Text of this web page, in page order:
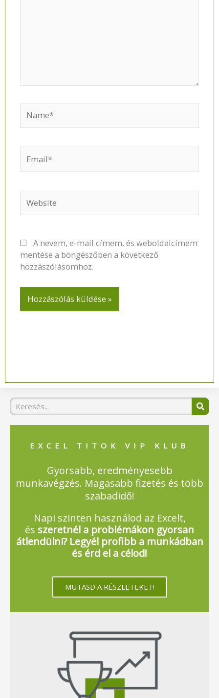
A nevem, e-mail címem, és weboldalcímem
mentése a böngészőben a következő
hozzászólásomhoz.
Keresés
EXCEL TITOK VIP KLUB
Gyorsabb, eredményesebb
munkavégzés. Magasabb fizetés és több
szabadidő!
Napi szinten használod az Excelt,
és szeretnél a problémákon gyorsan
átlendülni? Legyél profibb a munkádban
és érd el a célod!
MUTASD A RÉSZLETEKET!